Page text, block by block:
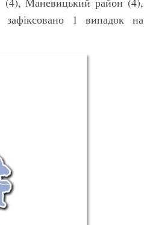
1 випадок на